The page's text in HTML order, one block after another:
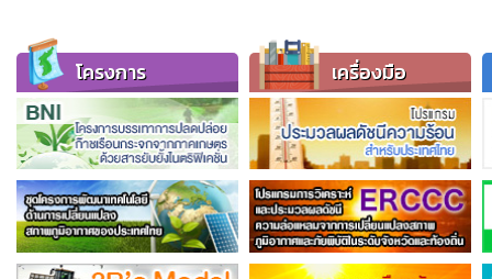
โครงการ เครื่องมือ